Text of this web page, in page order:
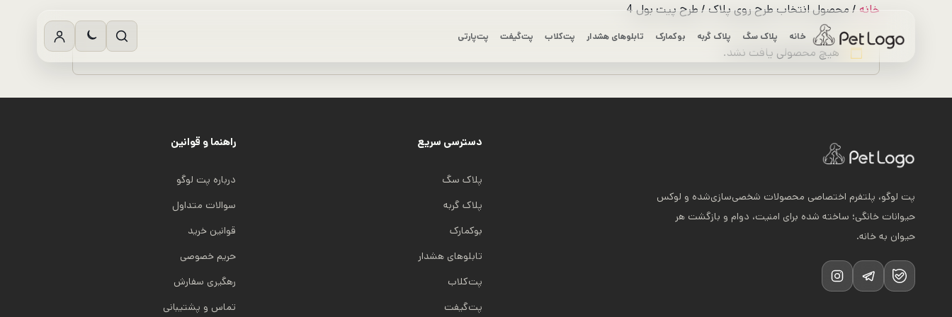
خانه پلاک سگ پلاک گربه بوکمارک تابلوهای هشدار پت‌کلاب پت‌گیفت پت‌پارتی
خانه / محصول انتخاب طرح روی پلاک / طرح پیت بول 4
هیچ محصولی یافت نشد.
پت لوگو، پلتفرم اختصاصی محصولات شخصی‌سازی‌شده و لوکس
حیوانات خانگی؛ ساخته شده برای امنیت، دوام و بازگشت هر
حیوان به خانه.
دسترسی سریع
پلاک سگ
پلاک گربه
بوکمارک
تابلوهای هشدار
پت‌کلاب
پت‌گیفت
راهنما و قوانین
درباره پت لوگو
سوالات متداول
قوانین خرید
حریم خصوصی
رهگیری سفارش
تماس و پشتیبانی